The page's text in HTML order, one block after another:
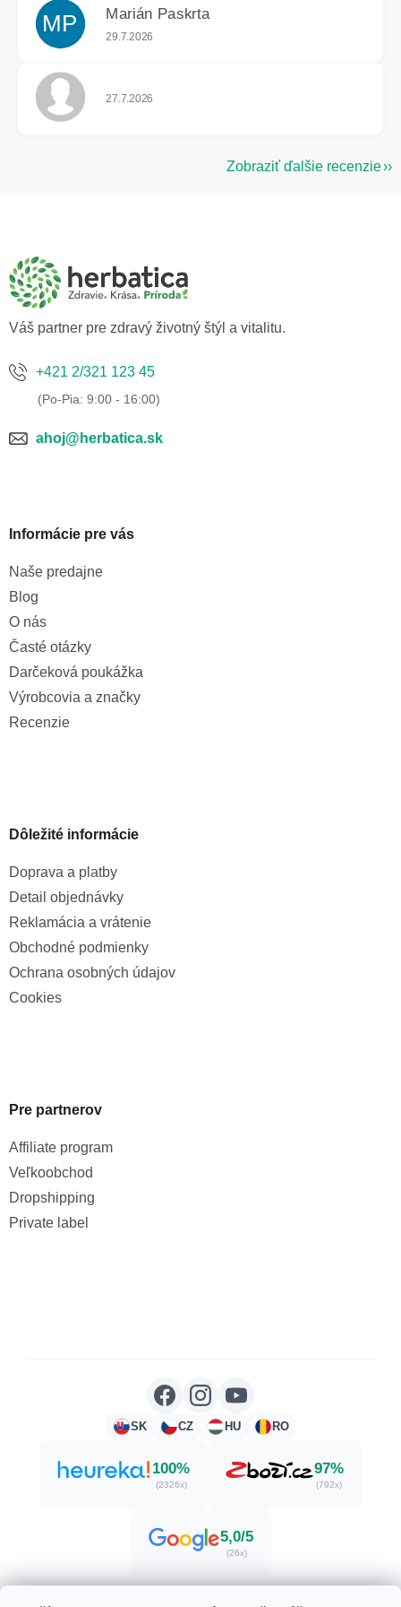
MP Marián Paskrta
Hodnotenie obchodu je 5 z 5 hviezdičiek.
29.7.2026
Hodnotenie obchodu je 5 z 5 hviezdičiek.
27.7.2026
Zobraziť ďalšie recenzie
Váš partner pre zdravý životný štýl a vitalitu.
+421 2/321 123 45
ahoj@herbatica.sk
Informácie pre vás
Naše predajne
Blog
O nás
Časté otázky
Darčeková poukážka
Výrobcovia a značky
Recenzie
Dôležité informácie
Doprava a platby
Detail objednávky
Reklamácia a vrátenie
Obchodné podmienky
Ochrana osobných údajov
Cookies
Pre partnerov
Affiliate program
Veľkoobchod
Dropshipping
Private label
SK CZ HU RO
100%
(2326x)
97%
(792x)
5,0/5
(26x)